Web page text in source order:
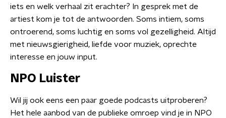
iets en welk verhaal zit erachter? In gesprek met de
artiest kom je tot de antwoorden. Soms intiem, soms
ontroerend, soms luchtig en soms vol gezelligheid. Altijd
met nieuwsgierigheid, liefde voor muziek, oprechte
interesse en jouw input.
NPO Luister
Wil jij ook eens een paar goede podcasts uitproberen?
Het hele aanbod van de publieke omroep vind je in NPO